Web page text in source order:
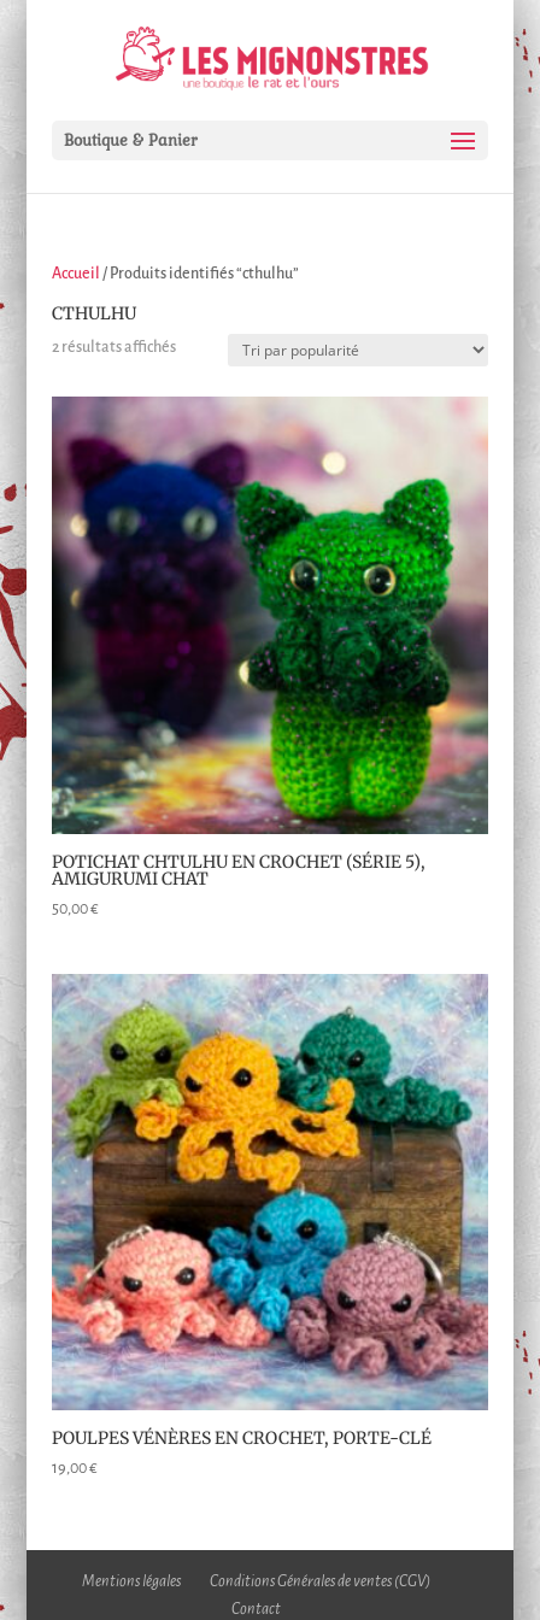
Boutique & Panier
Accueil / Produits identifiés “cthulhu”
CTHULHU
2 résultats affichésTrié
popularité
POTICHAT CHTULHU EN CROCHET (SÉRIE 5),
AMIGURUMI CHAT
50,00€
POULPES VÉNÈRES EN CROCHET, PORTE-CLÉ
19,00€
Mentions légales
Conditions Générales de ventes (CGV)
Contact